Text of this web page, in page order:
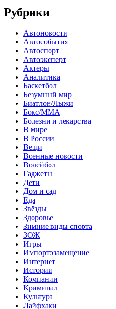
Рубрики
Автоновости
Автособытия
Автоспорт
Автоэксперт
Актеры
Аналитика
Баскетбол
Безумный мир
Биатлон/Лыжи
Бокс/MMA
Болезни и лекарства
В мире
В России
Вещи
Военные новости
Волейбол
Гаджеты
Дети
Дом и сад
Еда
Звёзды
Здоровье
Зимние виды спорта
ЗОЖ
Игры
Импортозамещение
Интернет
Истории
Компании
Криминал
Культура
Лайфхаки